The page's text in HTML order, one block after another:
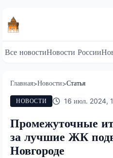
Все новостиНовости России
Главная>Новости>Статья
НОВОСТИ 16 июл. 2024,
Промежуточные
за лучшие ЖК
Новгороде